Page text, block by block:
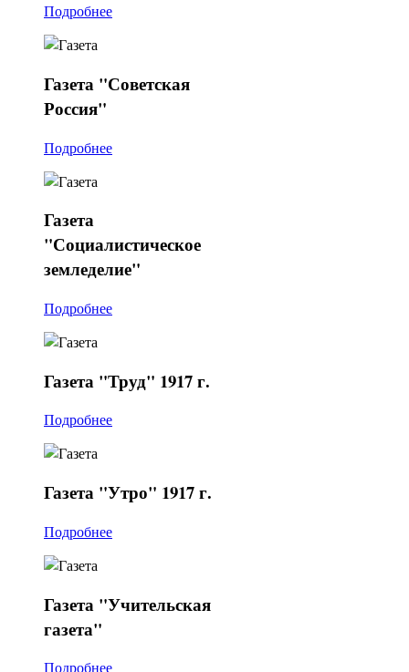
Подробнее
Газета "Советская
Россия"
Подробнее
Газета
"Социалистическое
земледелие"
Подробнее
Газета "Труд" 1917 г.
Подробнее
Газета "Утро" 1917 г.
Подробнее
Газета "Учительская
газета"
Подробнее